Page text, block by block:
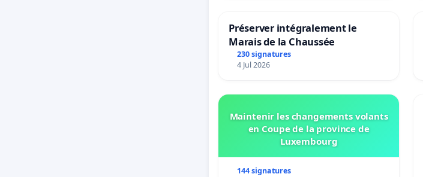
Préserver intégralement le
Marais de la Chaussée
230 signatures
4 Jul 2026
Maintenir les changements volants
en Coupe de la province de
Luxembourg
144 signatures